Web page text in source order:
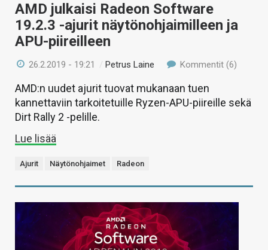
AMD julkaisi Radeon Software
19.2.3 -ajurit näytönohjaimilleen ja
APU-piireilleen
26.2.2019 - 19:21 / Petrus Laine Kommentit (6)
AMD:n uudet ajurit tuovat mukanaan tuen
kannettaviin tarkoitetuille Ryzen-APU-piireille sekä
Dirt Rally 2 -pelille.
Lue lisää
Ajurit Näytönohjaimet Radeon